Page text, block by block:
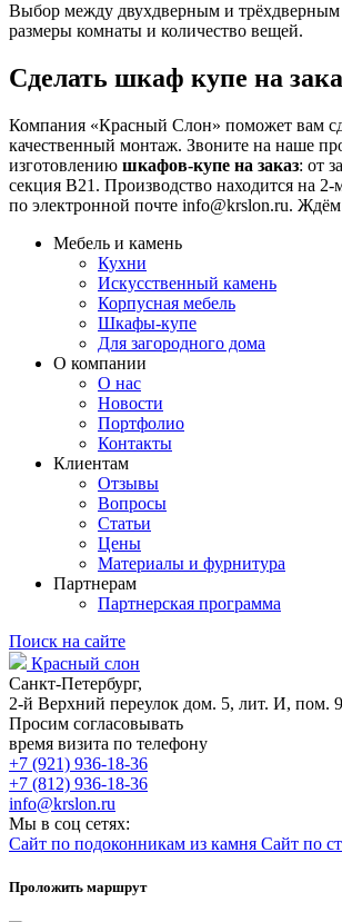
Выбор между двухдверным и трёхдверным
размеры комнаты и количество вещей.
Сделать шкаф купе на
Компания «Красный Слон» поможет вам
качественный монтаж. Звоните на наше
изготовлению шкафов-купе на заказ: от
секция В21. Производство находится на
по электронной почте info@krslon.ru. Ждём
Мебель и камень
Кухни
Искусственный камень
Корпусная мебель
Шкафы-купе
Для загородного дома
О компании
О нас
Новости
Портфолио
Контакты
Клиентам
Отзывы
Вопросы
Статьи
Цены
Материалы и фурнитура
Партнерам
Партнерская программа
Поиск на сайте
Красный слон
Санкт-Петербург,
2-й Верхний переулок дом. 5, лит. И, пом.
Просим согласовывать
время визита по телефону
+7 (921) 936-18-36
+7 (812) 936-18-36
info@krslon.ru
Мы в соц сетях:
Сайт по подоконникам из камня Сайт по
Проложить маршрут